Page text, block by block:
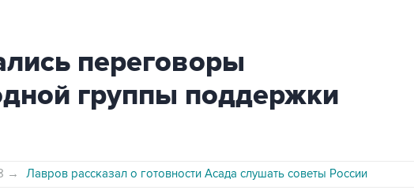
переговоры
группы поддержки
→ Лавров рассказал о готовности Асада слушать советы России